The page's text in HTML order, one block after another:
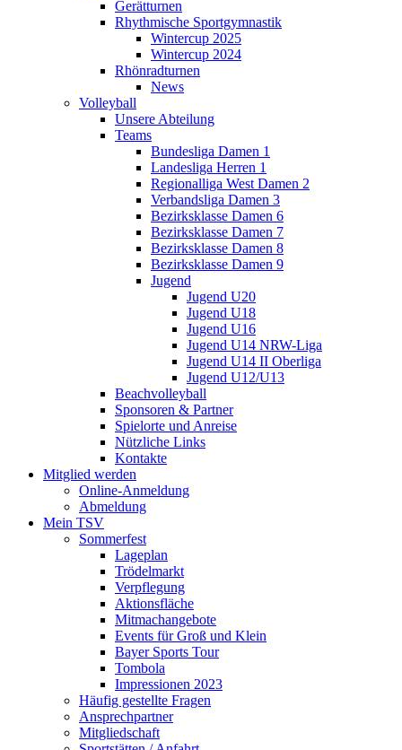
Gerätturnen
Rhythmische Sportgymnastik
Wintercup 2025
Wintercup 2024
Rhönradturnen
News
Volleyball
Unsere Abteilung
Teams
Bundesliga Damen 1
Landesliga Herren 1
Regionalliga West Damen 2
Verbandsliga Damen 3
Bezirksklasse Damen 6
Bezirksklasse Damen 7
Bezirksklasse Damen 8
Bezirksklasse Damen 9
Jugend
Jugend U20
Jugend U18
Jugend U16
Jugend U14 NRW-Liga
Jugend U14 II Oberliga
Jugend U12/U13
Beachvolleyball
Sponsoren & Partner
Spielorte und Anreise
Nützliche Links
Kontakte
Mitglied werden
Online-Anmeldung
Abmeldung
Mein TSV
Sommerfest
Lageplan
Trödelmarkt
Verpflegung
Aktionsfläche
Mitmachangebote
Events für Groß und Klein
Bayer Sports Tour
Tombola
Impressionen 2023
Häufig gestellte Fragen
Ansprechpartner
Mitgliedschaft